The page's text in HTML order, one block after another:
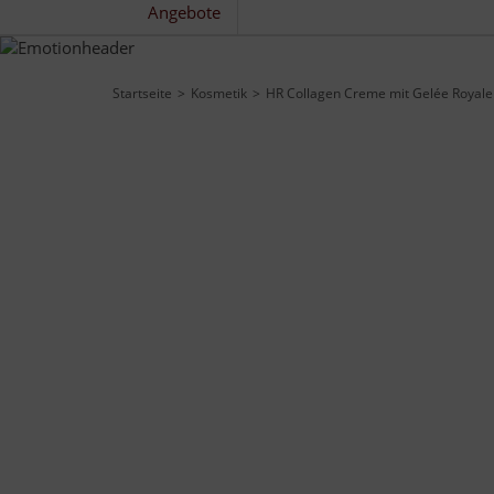
Angebote
Startseite Kosmetik HR Collagen Creme mit Gelée Royale